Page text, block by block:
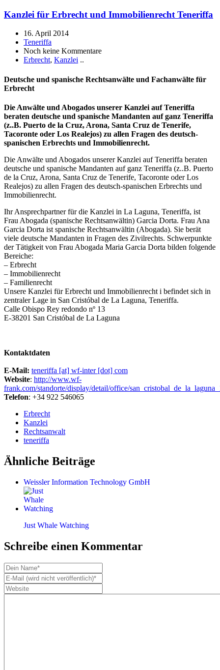
Kanzlei für Erbrecht und Immobilienrecht Teneriffa
16. April 2014
Teneriffa
Noch keine Kommentare
Erbrecht, Kanzlei ..
Deutsche und spanische Rechtsanwälte und Fachanwälte für
Erbrecht
Die Anwälte und Abogados unserer Kanzlei auf Teneriffa
beraten deutsche und spanische Mandanten auf ganz Teneriffa
(z..B. Puerto de la Cruz, Arona, Santa Cruz de Tenerife,
Tacoronte oder Los Realejos) zu allen Fragen des deutsch-
spanischen Erbrechts und Immobilienrecht.
Die Anwälte und Abogados unserer Kanzlei auf Teneriffa beraten
deutsche und spanische Mandanten auf ganz Teneriffa (z..B. Puerto
de la Cruz, Arona, Santa Cruz de Tenerife, Tacoronte oder Los
Realejos) zu allen Fragen des deutsch-spanischen Erbrechts und
Immobilienrecht.
Ihr Ansprechpartner für die Kanzlei in La Laguna, Teneriffa, ist
Frau Abogada (spanische Rechtsanwältin) Garcia Dorta. Frau Ana
Garcia Dorta ist spanische Rechtsanwältin (Abogada). Sie berät
viele deutsche Mandanten in Fragen des Zivilrechts. Schwerpunkte
der Tätigkeit von Frau Abogada Maria Garcia Dorta bilden folgende
Bereiche:
– Erbrecht
– Immobilienrecht
– Familienrecht
Unsere Kanzlei für Erbrecht und Immobilienrecht i befindet sich in
zentraler Lage in San Cristóbal de La Laguna, Teneriffa.
Calle Obispo Rey redondo nº 13
E-38201 San Cristóbal de La Laguna
Kontaktdaten
E-Mail: teneriffa [at] wf-inter [dot] com
Website: http://www.wf-
frank.com/standorte/display/detail/office/
Telefon: +34 922 546065
Erbrecht
Kanzlei
Rechtsanwalt
teneriffa
Ähnliche Beiträge
Weissler Information Technology GmbH
Just Whale Watching
Schreibe einen Kommentar